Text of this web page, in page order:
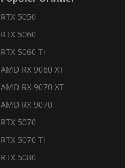
RTX 5050
RTX 5060
RTX 5060 Ti
AMD RX 9060 XT
AMD RX 9070 XT
AMD RX 9070
RTX 5070
RTX 5070 Ti
RTX 5080